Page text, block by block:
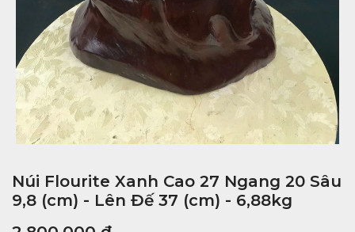
Núi Flourite Xanh Cao 27 Ngang 20 Sâu
9,8 (cm) - Lên Đế 37 (cm) - 6,88kg